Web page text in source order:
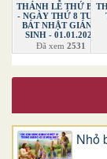
THÁNH LỄ THỨ BẢY
- NGÀY THỨ 8 TUẦN
BÁT NHẬT GIÁNG
SINH - 01.01.2022
Đã xem 2531
Nhỏ